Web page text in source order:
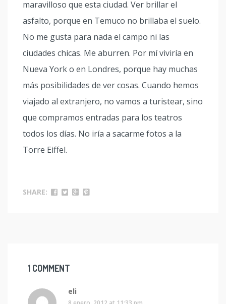
maravilloso que esta ciudad. Ver brillar el
asfalto, porque en Temuco no brillaba el suelo.
No me gusta para nada el campo ni las
ciudades chicas. Me aburren. Por mí viviría en
Nueva York o en Londres, porque hay muchas
más posibilidades de ver cosas. Cuando hemos
viajado al extranjero, no vamos a turistear, sino
que compramos entradas para los teatros
todos los días. No iría a sacarme fotos a la
Torre Eiffel.
SHARE:
1 COMMENT
eli